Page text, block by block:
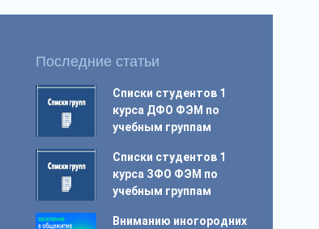
Последние статьи
Списки студентов 1
курса ДФО ФЭМ по
учебным группам
Списки студентов 1
курса ЗФО ФЭМ по
учебным группам
Вниманию иногородних